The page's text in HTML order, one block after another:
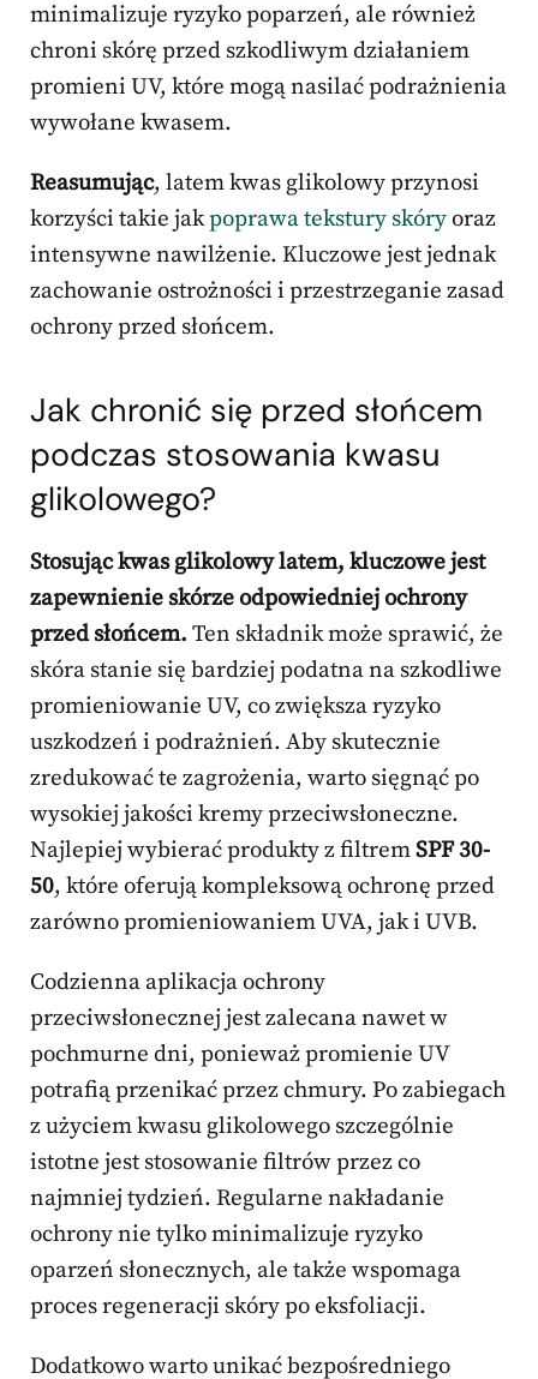
minimalizuje ryzyko poparzeń, ale również
chroni skórę przed szkodliwym działaniem
promieni UV, które mogą nasilać podrażnienia
wywołane kwasem.
Reasumując, latem kwas glikolowy przynosi
korzyści takie jakpoprawa tekstury skóryoraz
intensywne nawilżenie. Kluczowe jest jednak
zachowanie ostrożności i przestrzeganie zasad
ochrony przed słońcem.
Jak chronić się przed słońcem
podczas stosowania kwasu
glikolowego?
Stosując kwas glikolowy latem, kluczowe jest
zapewnienie skórze odpowiedniej ochrony
przed słońcem. Ten składnik może sprawić, że
skóra stanie się bardziej podatna na szkodliwe
promieniowanie UV, co zwiększa ryzyko
uszkodzeń i podrażnień. Aby skutecznie
zredukować te zagrożenia, warto sięgnąć po
wysokiej jakości kremy przeciwsłoneczne.
Najlepiej wybierać produkty z filtremSPF 30-
50, które oferują kompleksową ochronę przed
zarówno promieniowaniem UVA, jak i UVB.
Codzienna aplikacja ochrony
przeciwsłonecznej jest zalecana nawet w
pochmurne dni, ponieważ promienie UV
potrafią przenikać przez chmury. Po zabiegach
z użyciem kwasu glikolowego szczególnie
istotne jest stosowanie filtrów przez co
najmniej tydzień. Regularne nakładanie
ochrony nie tylko minimalizuje ryzyko
oparzeń słonecznych, ale także wspomaga
proces regeneracji skóry po eksfoliacji.
Dodatkowo warto unikać bezpośredniego